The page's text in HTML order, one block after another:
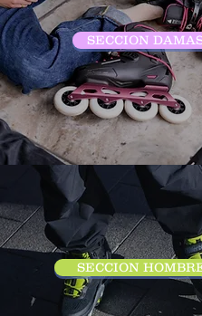
SECCION
SECCION